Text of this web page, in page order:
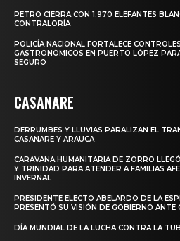
PETRO CIERRA CON 1.970 ELEFANTES
CONTRALORÍA
POLICÍA NACIONAL FORTALECE
GASTRONÓMICOS EN PUERTO LÓPEZ
SEGURO
CASANARE
DERRUMBES Y LLUVIAS PARALIZAN EL
CASANARE Y ARAUCA
CARAVANA HUMANITARIA DE ZORRO
Y TRINIDAD PARA ATENDER A FAMILIAS
INVERNAL
PRESIDENTE ELECTO ABELARDO DE LA
PRESENTÓ SU VISIÓN DE GOBIERNO ANTE
DÍA MUNDIAL DE LA LUCHA CONTRA LA